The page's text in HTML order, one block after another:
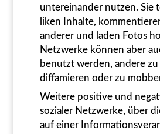
untereinander nutzen. Sie
liken Inhalte,
anderer und laden Fotos
Netzwerke können aber
benutzt werden, andere
diffamieren oder zu
Weitere positive und
sozialer Netzwerke, über
auf einer